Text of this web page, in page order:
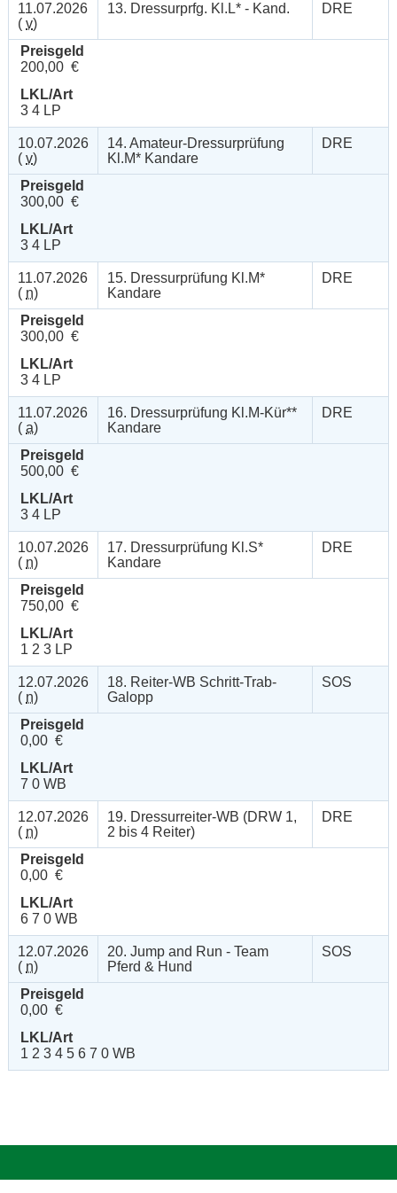
11.07.2026
( v)
13. Dressurprfg. Kl.L* - Kand. DRE
Preisgeld
200,00 €
LKL/Art
3 4 LP
10.07.2026
( v)
14. Amateur-Dressurprüfung
Kl.M* Kandare
DRE
Preisgeld
300,00 €
LKL/Art
3 4 LP
11.07.2026
( n)
15. Dressurprüfung Kl.M*
Kandare
DRE
Preisgeld
300,00 €
LKL/Art
3 4 LP
11.07.2026
( a)
16. Dressurprüfung Kl.M-Kür**
Kandare
DRE
Preisgeld
500,00 €
LKL/Art
3 4 LP
10.07.2026
( n)
17. Dressurprüfung Kl.S*
Kandare
DRE
Preisgeld
750,00 €
LKL/Art
1 2 3 LP
12.07.2026
( n)
18. Reiter-WB Schritt-Trab-
Galopp
SOS
Preisgeld
0,00 €
LKL/Art
7 0 WB
12.07.2026
( n)
19. Dressurreiter-WB (DRW 1,
2 bis 4 Reiter)
DRE
Preisgeld
0,00 €
LKL/Art
6 7 0 WB
12.07.2026
( n)
20. Jump and Run - Team
Pferd & Hund
SOS
Preisgeld
0,00 €
LKL/Art
1 2 3 4 5 6 7 0 WB